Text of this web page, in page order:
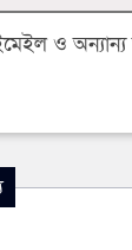
ও অন্যান্য